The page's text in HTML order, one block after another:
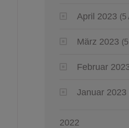
April 2023 (5
März 2023
Februar
Januar 2023
2022